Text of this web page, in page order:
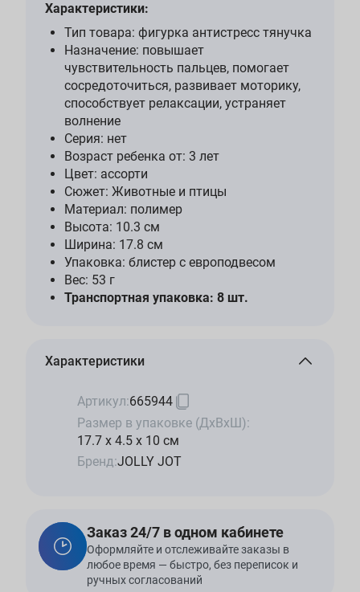
Характеристики:
Тип товара: фигурка антистресс тянучка
Назначение: повышает
чувствительность пальцев, помогает
сосредоточиться, развивает моторику,
способствует релаксации, устраняет
волнение
Серия: нет
Возраст ребенка от: 3 лет
Цвет: ассорти
Сюжет: Животные и птицы
Материал: полимер
Высота: 10.3 см
Ширина: 17.8 см
Упаковка: блистер с европодвесом
Вес: 53 г
Транспортная упаковка: 8 шт.
Характеристики
Артикул:665944
Размер в упаковке (ДхВхШ):
17.7 x 4.5 x 10 см
Бренд:JOLLY JOT
Заказ 24/7 в одном кабинете
Оформляйте и отслеживайте заказы в
любое время — быстро, без переписок и
ручных согласований